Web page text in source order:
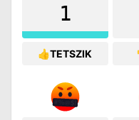
1
👍TETSZIK